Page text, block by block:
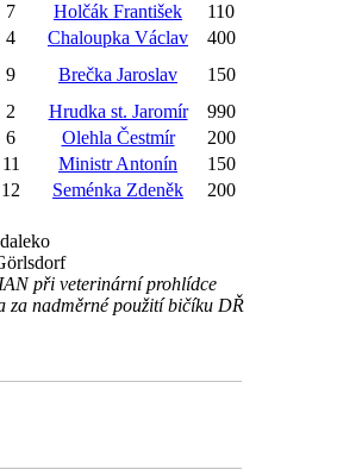
7 Holčák František
110
4 Chaloupka Václav
400
9 Brečka Jaroslav
150
2 Hrudka st. Jaromír
990
6 Olehla Čestmír
200
11 Ministr Antonín
150
12 Seménka Zdeněk
200
při veterinární prohlídce
za nadměrné použití bičíku DŘ